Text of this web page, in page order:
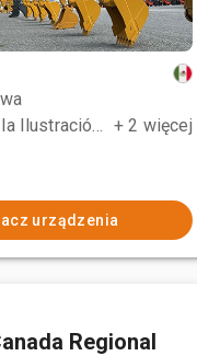
Polotitlán de la Ilustración, MEX + 2 więcej
urządzenia
Regional